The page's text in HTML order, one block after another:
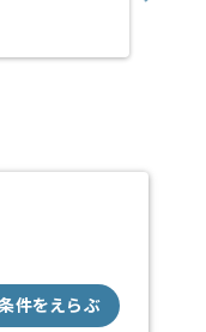
件をえらぶ